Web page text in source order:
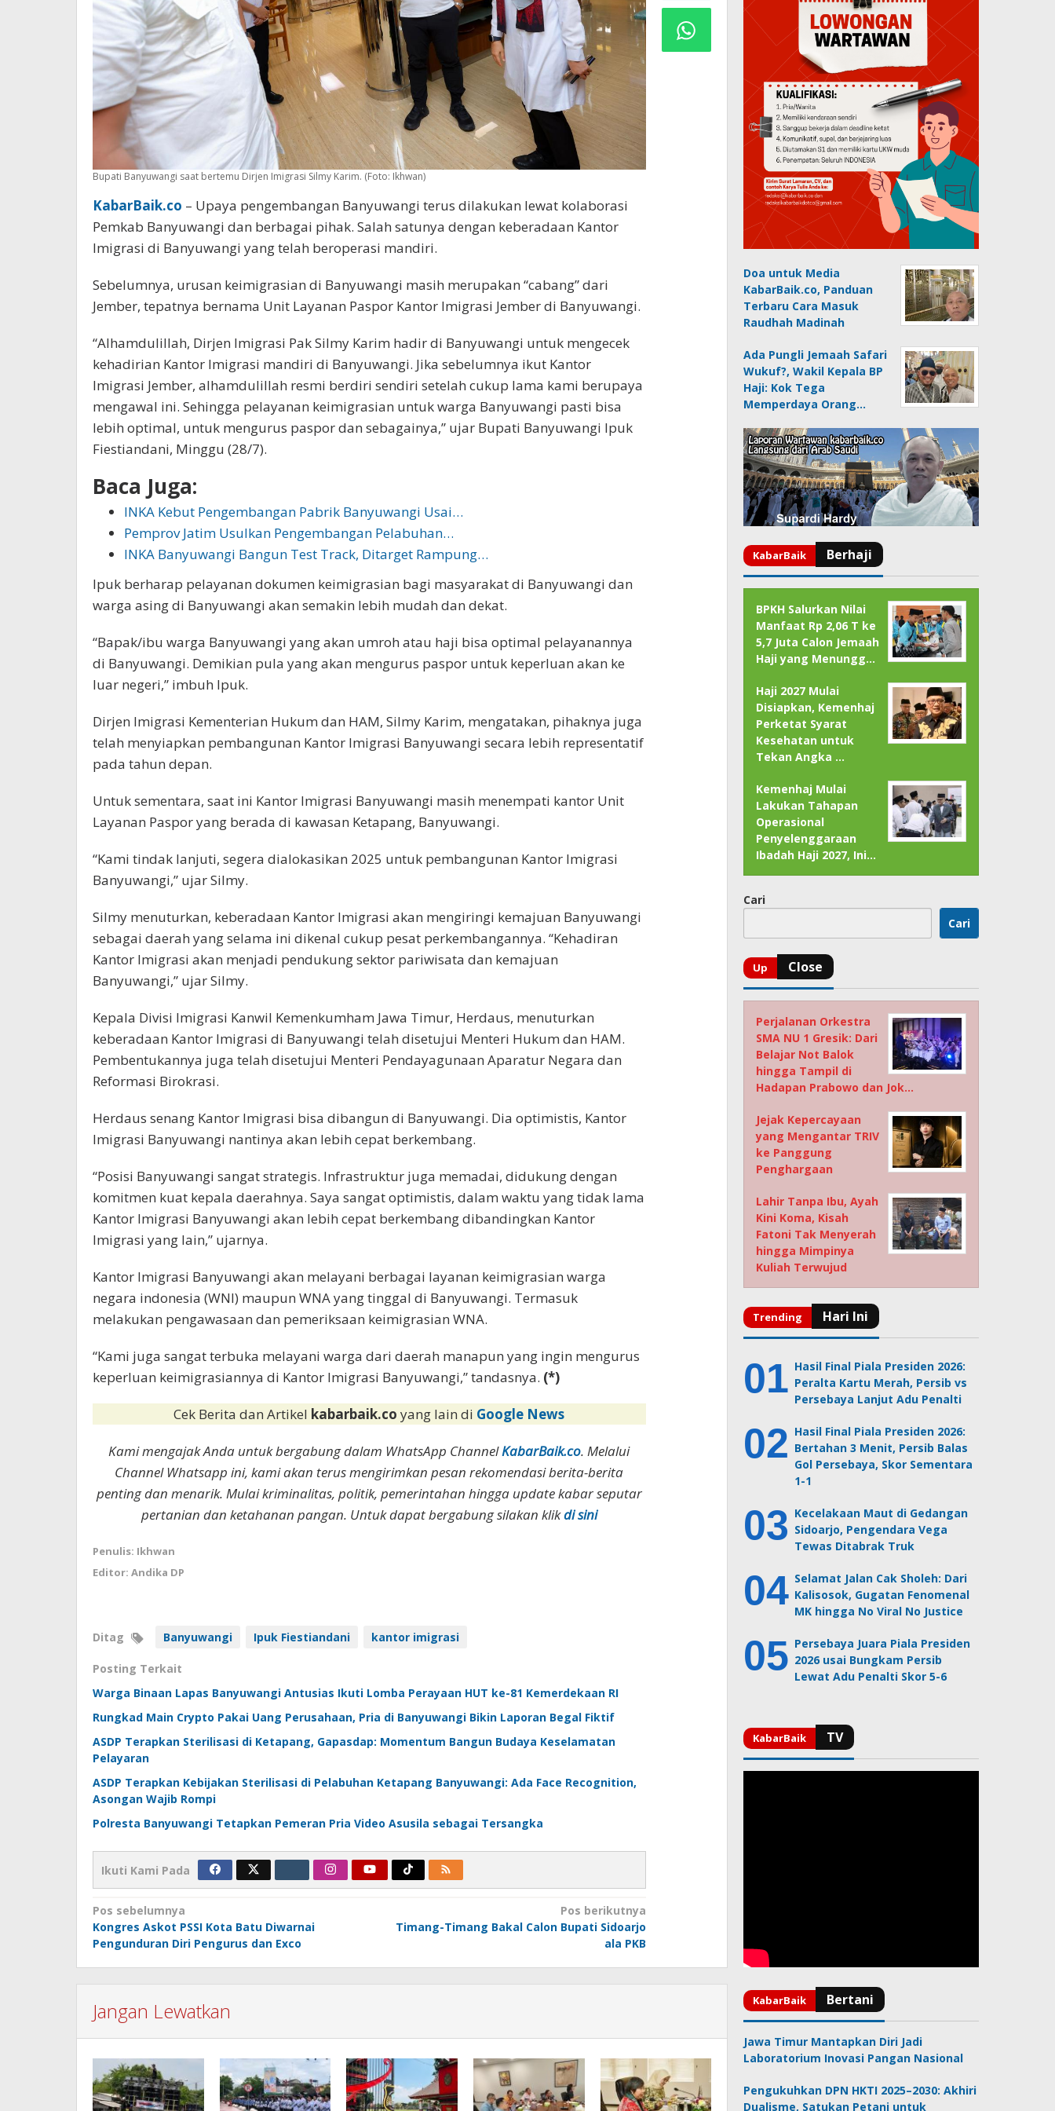
Bupati Banyuwangi saat bertemu Dirjen Imigrasi Silmy Karim. (Foto: Ikhwan)
KabarBaik.co – Upaya pengembangan Banyuwangi terus dilakukan lewat kolaborasi
Pemkab Banyuwangi dan berbagai pihak. Salah satunya dengan keberadaan Kantor
Imigrasi di Banyuwangi yang telah beroperasi mandiri.
Sebelumnya, urusan keimigrasian di Banyuwangi masih merupakan “cabang” dari
Jember, tepatnya bernama Unit Layanan Paspor Kantor Imigrasi Jember di Banyuwangi.
“Alhamdulillah, Dirjen Imigrasi Pak Silmy Karim hadir di Banyuwangi untuk mengecek
kehadirian Kantor Imigrasi mandiri di Banyuwangi. Jika sebelumnya ikut Kantor
Imigrasi Jember, alhamdulillah resmi berdiri sendiri setelah cukup lama kami berupaya
mengawal ini. Sehingga pelayanan keimigrasian untuk warga Banyuwangi pasti bisa
lebih optimal, untuk mengurus paspor dan sebagainya,” ujar Bupati Banyuwangi Ipuk
Fiestiandani, Minggu (28/7).
Baca Juga:
INKA Kebut Pengembangan Pabrik Banyuwangi Usai…
Pemprov Jatim Usulkan Pengembangan Pelabuhan…
INKA Banyuwangi Bangun Test Track, Ditarget Rampung…
Ipuk berharap pelayanan dokumen keimigrasian bagi masyarakat di Banyuwangi dan
warga asing di Banyuwangi akan semakin lebih mudah dan dekat.
“Bapak/ibu warga Banyuwangi yang akan umroh atau haji bisa optimal pelayanannya
di Banyuwangi. Demikian pula yang akan mengurus paspor untuk keperluan akan ke
luar negeri,” imbuh Ipuk.
Dirjen Imigrasi Kementerian Hukum dan HAM, Silmy Karim, mengatakan, pihaknya juga
telah menyiapkan pembangunan Kantor Imigrasi Banyuwangi secara lebih representatif
pada tahun depan.
Untuk sementara, saat ini Kantor Imigrasi Banyuwangi masih menempati kantor Unit
Layanan Paspor yang berada di kawasan Ketapang, Banyuwangi.
“Kami tindak lanjuti, segera dialokasikan 2025 untuk pembangunan Kantor Imigrasi
Banyuwangi,” ujar Silmy.
Silmy menuturkan, keberadaan Kantor Imigrasi akan mengiringi kemajuan Banyuwangi
sebagai daerah yang selama ini dikenal cukup pesat perkembangannya. “Kehadiran
Kantor Imigrasi akan menjadi pendukung sektor pariwisata dan kemajuan
Banyuwangi,” ujar Silmy.
Kepala Divisi Imigrasi Kanwil Kemenkumham Jawa Timur, Herdaus, menuturkan
keberadaan Kantor Imigrasi di Banyuwangi telah disetujui Menteri Hukum dan HAM.
Pembentukannya juga telah disetujui Menteri Pendayagunaan Aparatur Negara dan
Reformasi Birokrasi.
Herdaus senang Kantor Imigrasi bisa dibangun di Banyuwangi. Dia optimistis, Kantor
Imigrasi Banyuwangi nantinya akan lebih cepat berkembang.
“Posisi Banyuwangi sangat strategis. Infrastruktur juga memadai, didukung dengan
komitmen kuat kepala daerahnya. Saya sangat optimistis, dalam waktu yang tidak lama
Kantor Imigrasi Banyuwangi akan lebih cepat berkembang dibandingkan Kantor
Imigrasi yang lain,” ujarnya.
Kantor Imigrasi Banyuwangi akan melayani berbagai layanan keimigrasian warga
negara indonesia (WNI) maupun WNA yang tinggal di Banyuwangi. Termasuk
melakukan pengawasaan dan pemeriksaan keimigrasian WNA.
“Kami juga sangat terbuka melayani warga dari daerah manapun yang ingin mengurus
keperluan keimigrasiannya di Kantor Imigrasi Banyuwangi,” tandasnya. (*)
Cek Berita dan Artikel kabarbaik.coyang lain di Google News
Kami mengajak Anda untuk bergabung dalam WhatsApp ChannelKabarBaik.co. Melalui
Channel Whatsapp ini, kami akan terus mengirimkan pesan rekomendasi berita-berita
penting dan menarik. Mulai kriminalitas, politik, pemerintahan hingga update kabar seputar
pertanian dan ketahanan pangan. Untuk dapat bergabung silakan klikdi sini
Penulis: Ikhwan
Editor: Andika DP
Ditag Banyuwangi Ipuk Fiestiandani kantor imigrasi
Posting Terkait
Warga Binaan Lapas Banyuwangi Antusias Ikuti Lomba Perayaan HUT ke-81 Kemerdekaan RI
Rungkad Main Crypto Pakai Uang Perusahaan, Pria di Banyuwangi Bikin Laporan Begal Fiktif
ASDP Terapkan Sterilisasi di Ketapang, Gapasdap: Momentum Bangun Budaya Keselamatan
Pelayaran
ASDP Terapkan Kebijakan Sterilisasi di Pelabuhan Ketapang Banyuwangi: Ada Face Recognition,
Asongan Wajib Rompi
Polresta Banyuwangi Tetapkan Pemeran Pria Video Asusila sebagai Tersangka
Ikuti Kami Pada
Navigasi
pos
Pos sebelumnya
Kongres Askot PSSI Kota Batu Diwarnai
Pengunduran Diri Pengurus dan Exco
Pos berikutnya
Timang-Timang Bakal Calon Bupati Sidoarjo
ala PKB
Jangan Lewatkan
Doa untuk Media
KabarBaik.co, Panduan
Terbaru Cara Masuk
Raudhah Madinah
Ada Pungli Jemaah Safari
Wukuf?, Wakil Kepala BP
Haji: Kok Tega
Memperdaya Orang…
BPKH Salurkan Nilai
Manfaat Rp 2,06 T ke
5,7 Juta Calon Jemaah
Haji yang Menungg…
Haji 2027 Mulai
Disiapkan, Kemenhaj
Perketat Syarat
Kesehatan untuk
Tekan Angka …
Kemenhaj Mulai
Lakukan Tahapan
Operasional
Penyelenggaraan
Ibadah Haji 2027, Ini…
Cari
Cari
Perjalanan Orkestra
SMA NU 1 Gresik: Dari
Belajar Not Balok
hingga Tampil di
Hadapan Prabowo dan Jok…
Jejak Kepercayaan
yang Mengantar TRIV
ke Panggung
Penghargaan
Lahir Tanpa Ibu, Ayah
Kini Koma, Kisah
Fatoni Tak Menyerah
hingga Mimpinya
Kuliah Terwujud
Hasil Final Piala Presiden 2026:
Peralta Kartu Merah, Persib vs
Persebaya Lanjut Adu Penalti
Hasil Final Piala Presiden 2026:
Bertahan 3 Menit, Persib Balas
Gol Persebaya, Skor Sementara
1-1
Kecelakaan Maut di Gedangan
Sidoarjo, Pengendara Vega
Tewas Ditabrak Truk
Selamat Jalan Cak Sholeh: Dari
Kalisosok, Gugatan Fenomenal
MK hingga No Viral No Justice
Persebaya Juara Piala Presiden
2026 usai Bungkam Persib
Lewat Adu Penalti Skor 5-6
Jawa Timur Mantapkan Diri Jadi
Laboratorium Inovasi Pangan Nasional
Pengukuhkan DPN HKTI 2025–2030: Akhiri
Dualisme, Satukan Petani untuk